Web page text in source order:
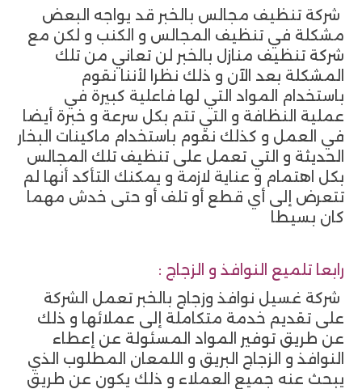
شركة تنظيف مجالس بالخبر قد يواجه البعض
مشكلة في تنظيف المجالس و الكنب و لكن مع
شركة تنظيف منازل بالخبر لن تعاني من تلك
المشكلة بعد الآن و ذلك نظرا لأننا نقوم
باستخدام المواد التي لها فاعلية كبيرة في
عملية النظافة و التي تتم بكل سرعة و خبرة أيضا
في العمل و كذلك نقوم باستخدام ماكينات البخار
الحديثة و التي تعمل على تنظيف تلك المجالس
بكل اهتمام و عناية لازمة و يمكنك التأكد أنها لم
تتعرض إلى أي قطع أو تلف أو حتى خدش مهما
كان بسيطا
رابعا تلميع النوافذ و الزجاج :
شركة غسيل نوافذ وزجاج بالخبر تعمل الشركة
على تقديم خدمة متكاملة إلى عملائها و ذلك
عن طريق توفير المواد المسئولة عن إعطاء
النوافذ و الزجاج البريق و اللمعان المطلوب الذي
يبحث عنه جميع العملاء و ذلك يكون عن طريق